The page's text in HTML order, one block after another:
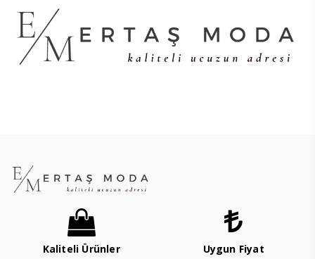
Kaliteli Ürünler
Uygun Fiyat